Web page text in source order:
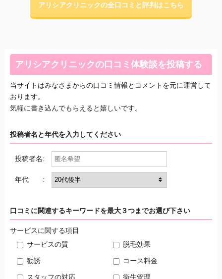
アリシアクリニックの全口コミと評判はこちら
アリシアクリニックの口コミ体験談を投稿する
当サイトはみなさまからの口コミ情報とコメントを元に運営して
おります。
気軽に書き込んでもらえると嬉しいです。
投稿者名と年代を入力してください
投稿者名:
年代 :
口コミに関連するキーワードを最大３つまでお選び下さい
サービスに関する項目
サービスの質
脱毛効果
勧誘 コース料金
スタッフの対応 衛生管理